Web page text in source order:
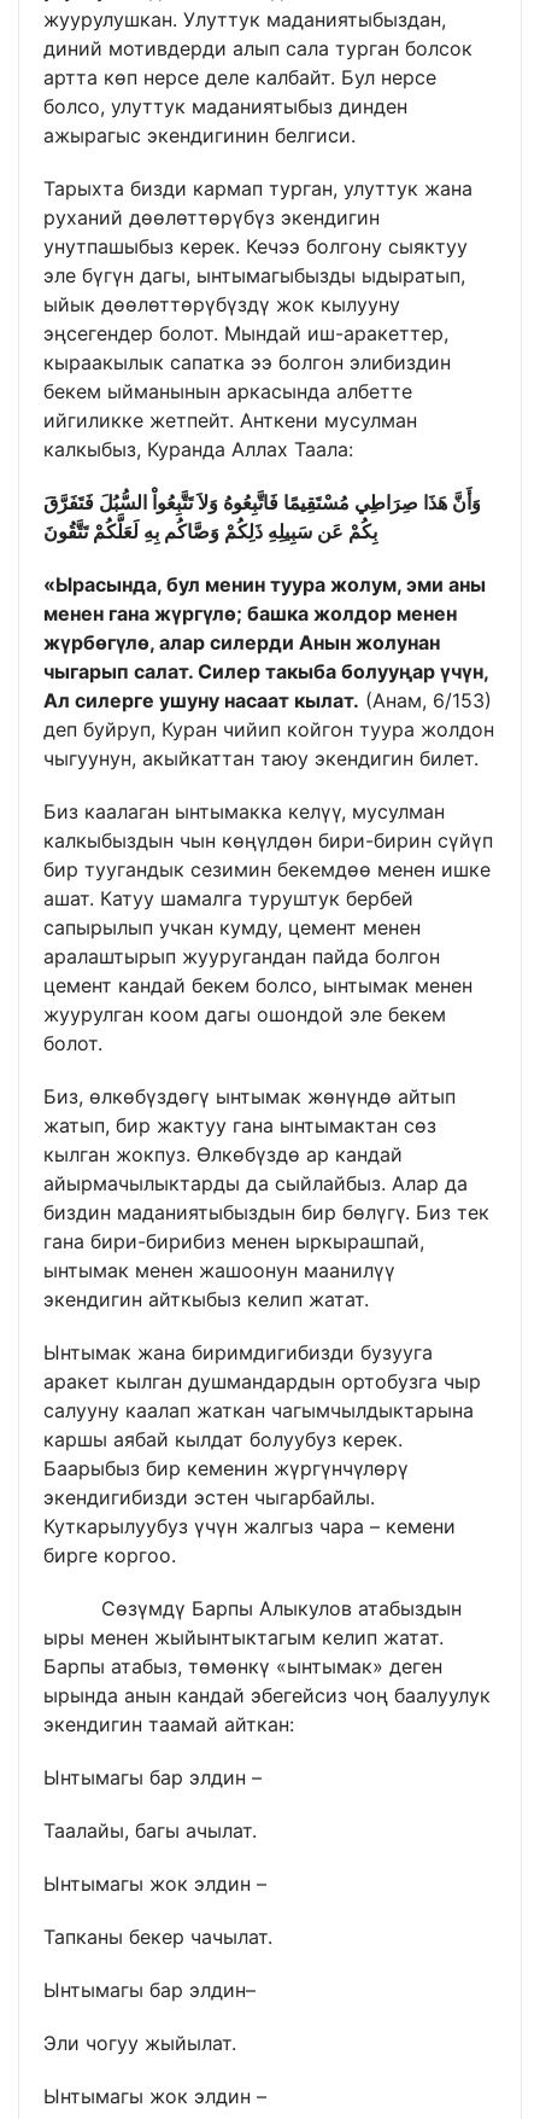
жуурулушкан. Улуттук маданиятыбыздан,
диний мотивдерди алып сала турган болсок
артта көп нерсе деле калбайт. Бул нерсе
болсо, улуттук маданиятыбыз динден
ажырагыс экендигинин белгиси.
Тарыхта бизди кармап турган, улуттук жана
руханий дөөлөттөрүбүз экендигин
унутпашыбыз керек. Кечээ болгону сыяктуу
эле бүгүн дагы, ынтымагыбызды ыдыратып,
ыйык дөөлөттөрүбүздү жок кылууну
эңсегендер болот. Мындай иш-аракеттер,
кыраакылык сапатка ээ болгон элибиздин
бекем ыйманынын аркасында албетте
ийгиликке жетпейт. Анткени мусулман
калкыбыз, Куранда Аллах Таала:
وَأَنَّ هَذَا صِرَاطِي مُسْتَقِيمًا فَاتَّبِعُوهُ وَلاَ تَتَّبِعُواْ السُّبُلَ فَتَفَرَّقَ
بِكُمْ عَن سَبِيلِهِ ذَلِكُمْ وَصَّاكُم بِهِ لَعَلَّكُمْ تَتَّقُونَ
«Ырасында, бул менин туура жолум, эми аны
менен гана жүргүлө; башка жолдор менен
жүрбөгүлө, алар силерди Анын жолунан
чыгарып салат. Силер такыба болууңар үчүн,
Ал силерге ушуну насаат кылат. (Анам, 6/153)
деп буйруп, Куран чийип койгон туура жолдон
чыгуунун, акыйкаттан таюу экендигин билет.
Биз каалаган ынтымакка келүү, мусулман
калкыбыздын чын көңүлдөн бири-бирин сүйүп
бир туугандык сезимин бекемдөө менен ишке
ашат. Катуу шамалга туруштук бербей
сапырылып учкан кумду, цемент менен
аралаштырып жууругандан пайда болгон
цемент кандай бекем болсо, ынтымак менен
жуурулган коом дагы ошондой эле бекем
болот.
Биз, өлкөбүздөгү ынтымак жөнүндө айтып
жатып, бир жактуу гана ынтымактан сөз
кылган жокпуз. Өлкөбүздө ар кандай
айырмачылыктарды да сыйлайбыз. Алар да
биздин маданиятыбыздын бир бөлүгү. Биз тек
гана бири-бирибиз менен ыркырашпай,
ынтымак менен жашоонун маанилүү
экендигин айткыбыз келип жатат.
Ынтымак жана биримдигибизди бузууга
аракет кылган душмандардын ортобузга чыр
салууну каалап жаткан чагымчылдыктарына
каршы аябай кылдат болуубуз керек.
Баарыбыз бир кеменин жүргүнчүлөрү
экендигибизди эстен чыгарбайлы.
Куткарылуубуз үчүн жалгыз чара – кемени
бирге коргоо.
Сөзүмдү Барпы Алыкулов атабыздын
ыры менен жыйынтыктагым келип жатат.
Барпы атабыз, төмөнкү «ынтымак» деген
ырында анын кандай эбегейсиз чоң баалуулук
экендигин таамай айткан:
Ынтымагы бар элдин –
Таалайы, багы ачылат.
Ынтымагы жок элдин –
Тапканы бекер чачылат.
Ынтымагы бар элдин–
Эли чогуу жыйылат.
Ынтымагы жок элдин –